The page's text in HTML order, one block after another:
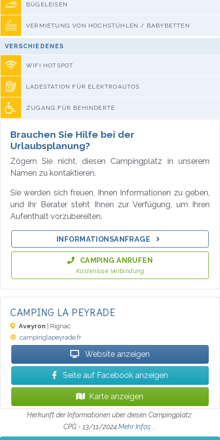
BÜGELEISEN
VERMIETUNG VON HOCHSTÜHLEN / BABYBETTEN
VERSCHIEDENES
WIFI HOTSPOT
LADESTATION FÜR ELEKTROAUTOS
ZUGANG FÜR BEHINDERTE
Brauchen Sie Hilfe bei der
Urlaubsplanung?
Zögern Sie nicht, diesen Campingplatz in unserem
Namen zu kontaktieren.
Sie werden sich freuen, Ihnen Informationen zu geben,
und ihr Berater steht Ihnen zur Verfügung, um Ihren
Aufenthalt vorzubereiten.
INFORMATIONSANFRAGE
CAMPING ANRUFEN
Kostenlose Verbindung
CAMPING LA PEYRADE
Aveyron | Rignac
campinglapeyrade.fr
Website anzeigen
Seite auf Facebook anzeigen
Karte anzeigen
Herkunft der Informationen über diesen Campingplatz:
CPG - 13/11/2024Mehr Infos ...